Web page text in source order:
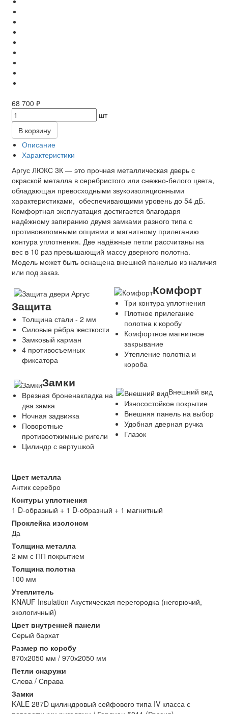
68 700 ₽
шт
В корзину
Описание
Характеристики
Аргус ЛЮКС 3К — это прочная металлическая дверь с
окраской металла в серебристого или снежно-белого цвета,
обладающая превосходными звукоизоляционными
характеристиками, обеспечивающими уровень до 54 дБ.
Комфортная эксплуатация достигается благодаря
надёжному запиранию двумя замками разного типа с
противовзломными опциями и магнитному прилеганию
контура уплотнения. Две надёжные петли рассчитаны на
вес в 10 раз превышающий массу дверного полотна.
Модель может быть оснащена внешней панелью из наличия
или под заказ.
Защита
Толщина стали - 2 мм
Силовые рёбра жесткости
Замковый карман
4 противосъемных
фиксатора
Комфорт
Три контура уплотнения
Плотное прилегание
полотна к коробу
Комфортное магнитное
закрывание
Утепление полотна и
короба
Замки
Врезная броненакладка на
два замка
Ночная задвижка
Поворотные
противоотжимные ригели
Цилиндр с вертушкой
Внешний вид
Износостойкое покрытие
Внешняя панель на выбор
Удобная дверная ручка
Глазок
Цвет металла
Антик серебро
Контуры уплотнения
1 D-образный + 1 D-образный + 1 магнитный
Проклейка изолоном
Да
Толщина металла
2 мм с ПП покрытием
Толщина полотна
100 мм
Утеплитель
KNAUF Insulation Акустическая перегородка (негорючий,
экологичный)
Цвет внутренней панели
Серый бархат
Размер по коробу
870х2050 мм / 970х2050 мм
Петли снаружи
Слева / Справа
Замки
KALE 287D цилиндровый сейфового типа IV класса с